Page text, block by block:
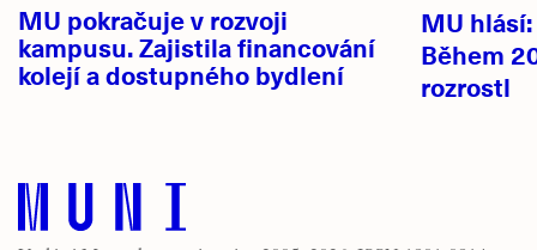
MU pokračuje v rozvoji
kampusu. Zajistila financování
kolejí a dostupného bydlení
MU
Během
rozrostl